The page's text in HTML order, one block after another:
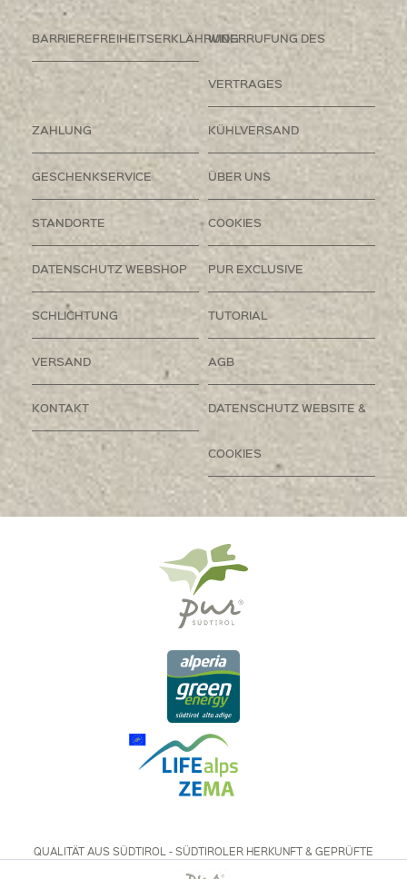
BARRIEREFREIHEITSERKLÄHRUNGWIDERRUFUNG DES
VERTRAGES
ZAHLUNG KÜHLVERSAND
GESCHENKSERVICE ÜBER UNS
STANDORTE COOKIES
DATENSCHUTZ WEBSHOP PUR EXCLUSIVE
SCHLICHTUNG TUTORIAL
VERSAND AGB
KONTAKT DATENSCHUTZ WEBSITE &
COOKIES
QUALITÄT AUS SÜDTIROL - SÜDTIROLER HERKUNFT & GEPRÜFTE
QUALITÄT